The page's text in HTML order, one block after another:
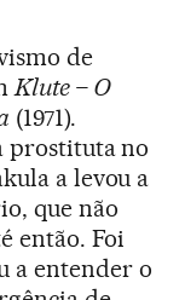
de
Klute – O
(1971).
no
a levou a
que não
então. Foi
a entender o